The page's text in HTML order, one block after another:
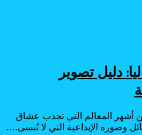
دليل تصوير
أشهر المعالم التي تجذب عشاق
وصوره الإبداعية التي لا تُنسى.…